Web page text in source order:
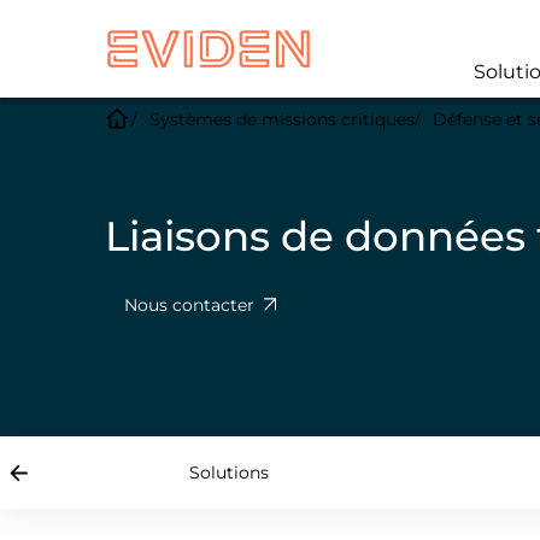
Systèmes de missions critiques Défense et
Liaisons de
Nous contacter
Solutions